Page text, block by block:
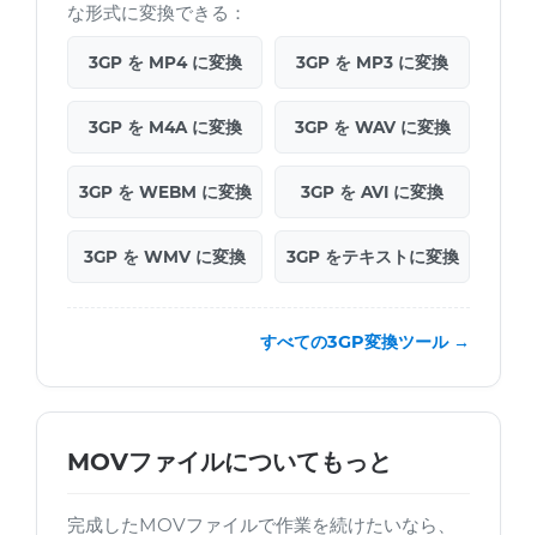
な形式に変換できる：
3GP を MP4 に変換 3GP を MP3 に変換
3GP を M4A に変換 3GP を WAV に変換
3GP を WEBM に変換 3GP を AVI に変換
3GP を WMV に変換 3GP をテキストに変換
すべての3GP変換ツール →
MOVファイルについてもっと
完成したMOVファイルで作業を続けたいなら、